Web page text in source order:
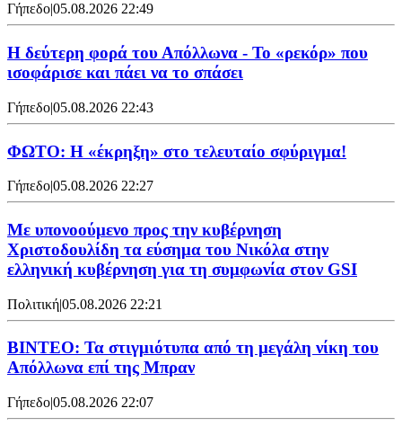
Γήπεδο|05.08.2026 22:49
Η δεύτερη φορά του Απόλλωνα - Το «ρεκόρ» που
ισοφάρισε και πάει να το σπάσει
Γήπεδο|05.08.2026 22:43
ΦΩΤΟ: Η «έκρηξη» στο τελευταίο σφύριγμα!
Γήπεδο|05.08.2026 22:27
Με υπονοούμενο προς την κυβέρνηση
Χριστοδουλίδη τα εύσημα του Νικόλα στην
ελληνική κυβέρνηση για τη συμφωνία στον GSI
Πολιτική|05.08.2026 22:21
ΒΙΝΤΕΟ: Τα στιγμιότυπα από τη μεγάλη νίκη του
Απόλλωνα επί της Μπραν
Γήπεδο|05.08.2026 22:07